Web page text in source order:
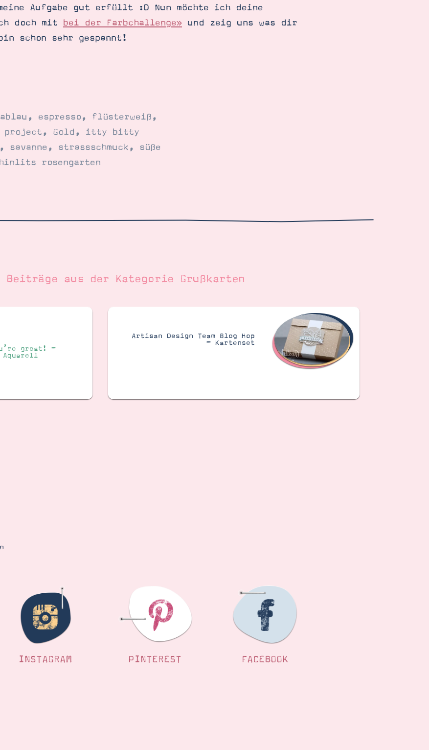
Aufgabe gut erfüllt :D Nun möchte ich deine
doch mit bei der Farbchallenge» und zeig uns was dir
schon sehr gespannt!
, espresso, flüsterweiß,
project, Gold , itty bitty
, savanne, strassschmuck, süße
rosengarten
Beiträge aus der Kategorie Grußkarten
great! –
Aquarell
Artisan Design Team Blog Hop
– Kartenset
INSTAGRAM PINTEREST FACEBOOK